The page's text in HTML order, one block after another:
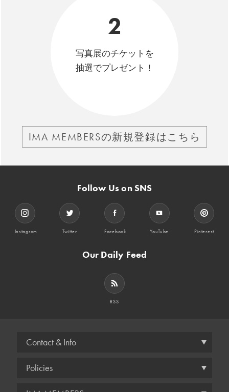
2
写真展のチケットを
抽選でプレゼント！
IMA MEMBERSの新規登録はこちら
Follow Us on SNS
Instagram Twitter Facebook YouTube Pinterest
Our Daily Feed
RSS
Contact & Info
Policies